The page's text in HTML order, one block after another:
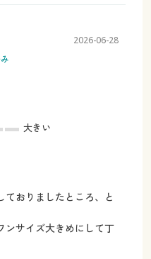
2026-06-28
大きい
おりましたところ、と
ンサイズ大きめにして丁